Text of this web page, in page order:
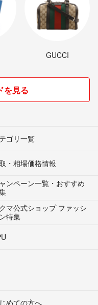
GUCCI
を見る
ゴリ一覧
・相場価格情報
ンペーン一覧・おすすめ
マ公式ショップ ファッシ
特集
めての方へ